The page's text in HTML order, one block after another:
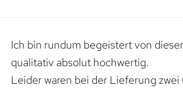
Ich bin rundum begeistert von
qualitativ absolut hochwertig.
Leider waren bei der Lieferung